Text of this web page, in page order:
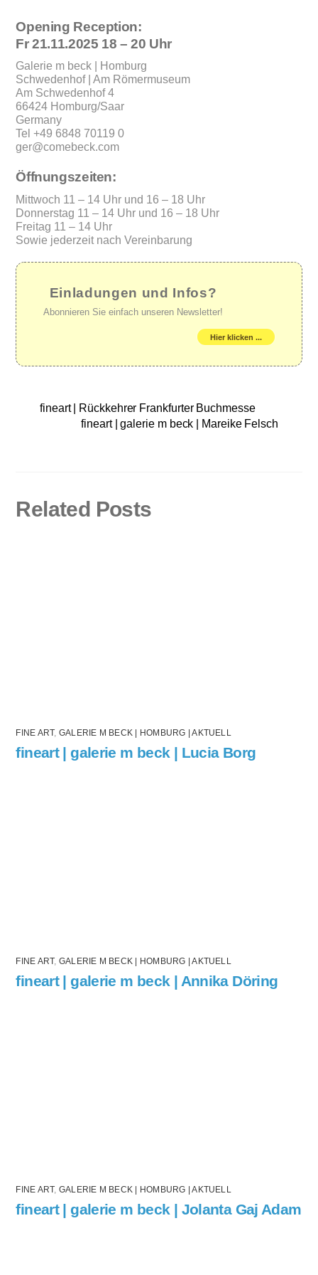
Opening Reception:
Fr 21.11.2025 18 – 20 Uhr
Galerie m beck | Homburg
Schwedenhof | Am Römermuseum
Am Schwedenhof 4
66424 Homburg/Saar
Germany
Tel +49 6848 70119 0
ger@comebeck.com
Öffnungszeiten:
Mittwoch 11 – 14 Uhr und 16 – 18 Uhr
Donnerstag 11 – 14 Uhr und 16 – 18 Uhr
Freitag 11 – 14 Uhr
Sowie jederzeit nach Vereinbarung
Einladungen und Infos?
Abonnieren Sie einfach unseren Newsletter!
Hier klicken ...
fineart | Rückkehrer Frankfurter Buchmesse
fineart | galerie m beck | Mareike Felsch
Related Posts
FINE ART, GALERIE M BECK | HOMBURG | AKTUELL
fineart | galerie m beck | Lucia Borg
FINE ART, GALERIE M BECK | HOMBURG | AKTUELL
fineart | galerie m beck | Annika Döring
FINE ART, GALERIE M BECK | HOMBURG | AKTUELL
fineart | galerie m beck | Jolanta Gaj Adam